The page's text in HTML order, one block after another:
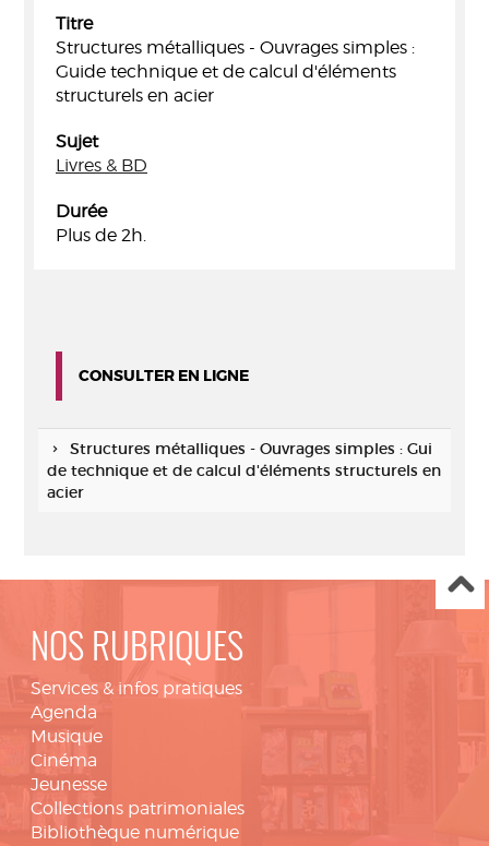
Titre
Structures métalliques - Ouvrages simples :
Guide technique et de calcul d'éléments
structurels en acier
Sujet
Livres & BD
Durée
Plus de 2h.
CONSULTER EN LIGNE
Structures métalliques - Ouvrages simples : Gui
de technique et de calcul d'éléments structurels en
acier
NOS RUBRIQUES
Services & infos pratiques
Agenda
Musique
Cinéma
Jeunesse
Collections patrimoniales
Bibliothèque numérique